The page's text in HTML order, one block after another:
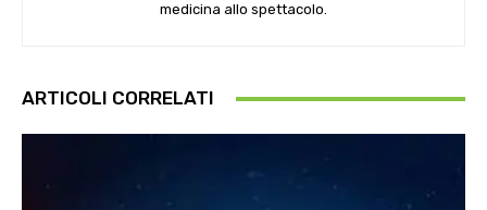
medicina allo spettacolo.
ARTICOLI CORRELATI